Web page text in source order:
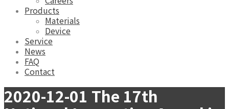
Products
Materials
Device
Service
News
FAQ
Contact
2020-12-01 The 17th